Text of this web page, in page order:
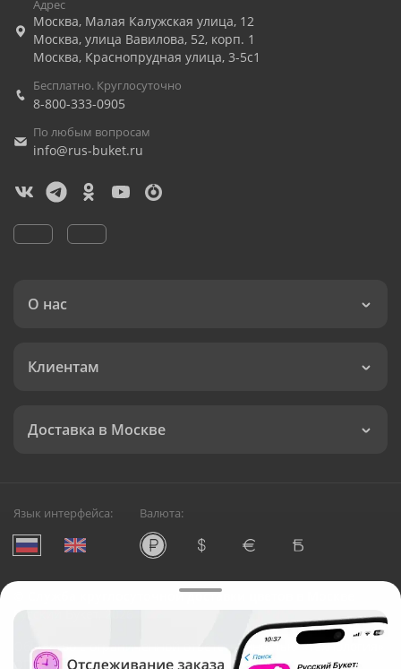
Адрес
Москва, Малая Калужская улица, 12
Москва, улица Вавилова, 52, корп. 1
Москва, Краснопрудная улица, 3-5с1
Бесплатно. Круглосуточно
8-800-333-0905
По любым вопросам
info@rus-buket.ru
О нас
Клиентам
Доставка в Москве
Язык интерфейса: Валюта:
Служба круглосуточной доставки цветов в Москве
Русский Букет, 2026
Общество с ограниченной ответственностью «Технология»
ОГРН: 1195476081745, ИНН: 5410081997